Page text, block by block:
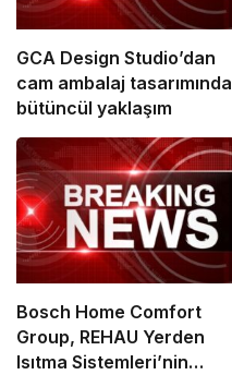
GCA Design Studio’dan
cam ambalaj tasarımında
bütüncül yaklaşım
Bosch Home Comfort
Group, REHAU Yerden
Isıtma Sistemleri’nin